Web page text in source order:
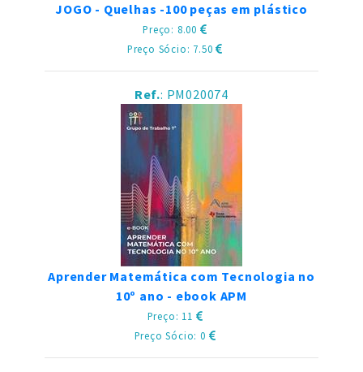
JOGO - Quelhas -100 peças em plástico
Preço: 8.00
Preço Sócio: 7.50
Ref.: PM020074
Aprender Matemática com Tecnologia no
10º ano - ebook APM
Preço: 11
Preço Sócio: 0